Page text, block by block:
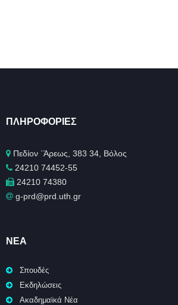
ΠΛΗΡΟΦΟΡΊΕΣ
Πεδίον ΄Άρεως, 383 34, Βόλος
24210 74452-55
24210 74380
g-prd@prd.uth.gr
ΝΈΑ
Σπουδές
Εκδηλώσεις
Ακαδημαϊκά Νέα